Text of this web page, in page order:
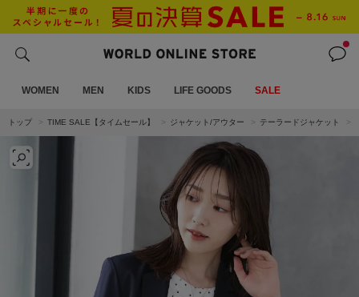
WOMEN MEN KIDS LIFE GOODS SALE
トップ TIME SALE【タイムセール】 ジャケット/アウター テーラードジャケット